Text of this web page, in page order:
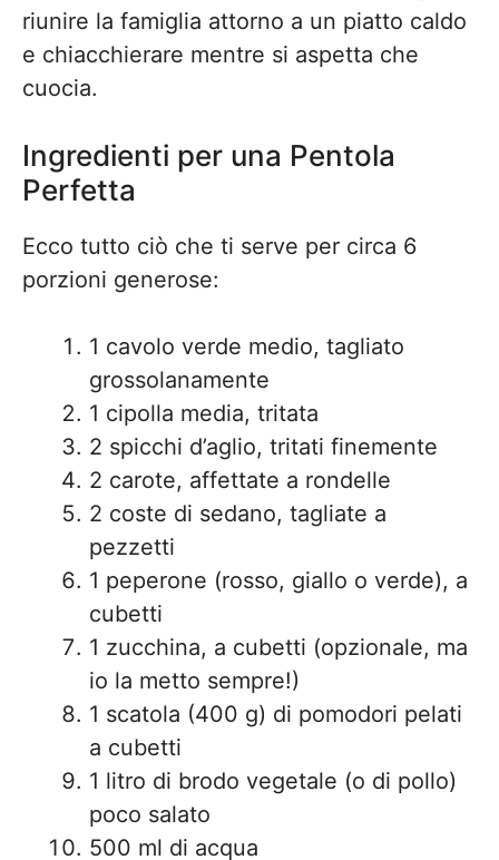
riunire la famiglia attorno a un piatto caldo
e chiacchierare mentre si aspetta che
cuocia.
Ingredienti per una Pentola
Perfetta
Ecco tutto ciò che ti serve per circa 6
porzioni generose:
1 cavolo verde medio, tagliato
grossolanamente
1 cipolla media, tritata
2 spicchi d’aglio, tritati finemente
2 carote, affettate a rondelle
2 coste di sedano, tagliate a
pezzetti
1 peperone (rosso, giallo o verde), a
cubetti
1 zucchina, a cubetti (opzionale, ma
io la metto sempre!)
1 scatola (400 g) di pomodori pelati
a cubetti
1 litro di brodo vegetale (o di pollo)
poco salato
500 ml di acqua